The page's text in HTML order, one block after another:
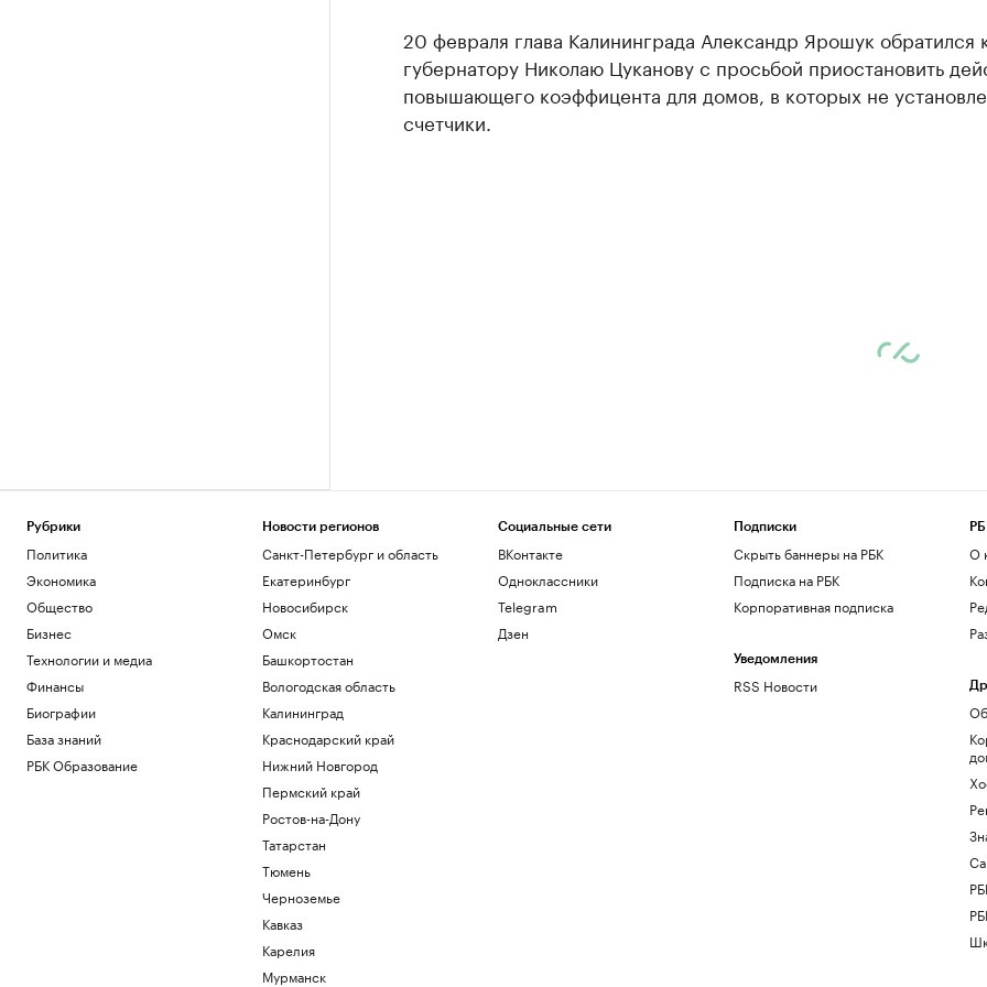
20 февраля глава Калининграда Александр Ярошук обратился
губернатору Николаю Цуканову с просьбой приостановить
повышающего коэффицента для домов, в которых не
счетчики.
Рубрики
Политика
Экономика
Общество
Бизнес
Технологии и медиа
Финансы
Биографии
База знаний
РБК Образование
Новости регионов
Санкт-Петербург и область
Екатеринбург
Новосибирск
Омск
Башкортостан
Вологодская область
Калининград
Краснодарский край
Нижний Новгород
Пермский край
Ростов-на-Дону
Татарстан
Тюмень
Черноземье
Кавказ
Карелия
Мурманск
Социальные сети
ВКонтакте
Одноклассники
Telegram
Дзен
Подписки
Скрыть баннеры на РБК
Подписка на РБК
Корпоративная подписка
Уведомления
RSS Новости
О